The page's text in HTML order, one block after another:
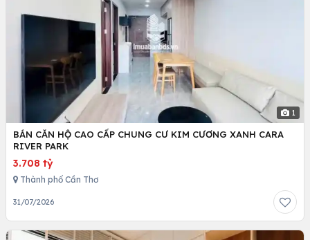
1
BÁN CĂN HỘ CAO CẤP CHUNG CƯ KIM CƯƠNG XANH CARA
RIVER PARK
3.708 tỷ
Thành phố Cần Thơ
31/07/2026